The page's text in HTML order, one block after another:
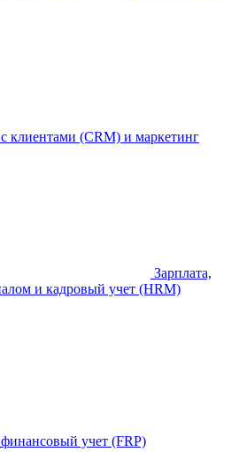
клиентами (CRM) и маркетинг
Зарплата,
и кадровый учет (HRM)
учет (FRP)